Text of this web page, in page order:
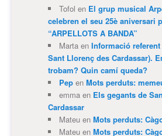
Tofol en El grup musical
celebren el seu 25è aniversari
“ARPELLOTS A BANDA”
Martaen Informació
Sant Llorenç des Cardassar).
trobam? Quin camí queda?
Pepen Mots perduts:
emmaen Els gegants de
Cardassar
Mateuen Mots perduts:
Mateuen Mots perduts: